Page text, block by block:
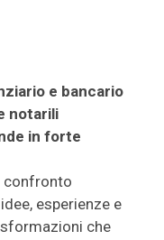
e bancario
notarili
in forte
confronto
esperienze e
che